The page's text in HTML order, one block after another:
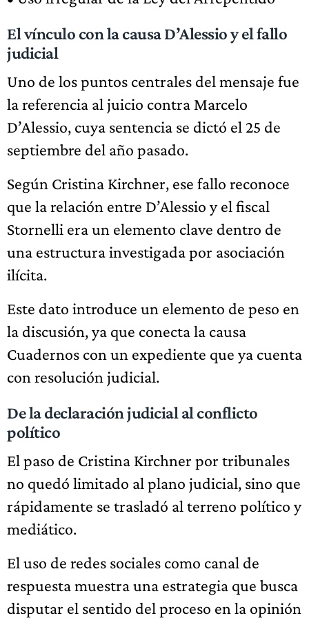
El vínculo con la causa D’Alessio y el fallo
judicial
Uno de los puntos centrales del mensaje fue
la referencia al juicio contra Marcelo
D’Alessio, cuya sentencia se dictó el 25 de
septiembre del año pasado.
Según Cristina Kirchner, ese fallo reconoce
que la relación entre D’Alessio y el fiscal
Stornelli era un elemento clave dentro de
una estructura investigada por asociación
ilícita.
Este dato introduce un elemento de peso en
la discusión, ya que conecta la causa
Cuadernos con un expediente que ya cuenta
con resolución judicial.
De la declaración judicial al conflicto
político
El paso de Cristina Kirchner por tribunales
no quedó limitado al plano judicial, sino que
rápidamente se trasladó al terreno político y
mediático.
El uso de redes sociales como canal de
respuesta muestra una estrategia que busca
disputar el sentido del proceso en la opinión